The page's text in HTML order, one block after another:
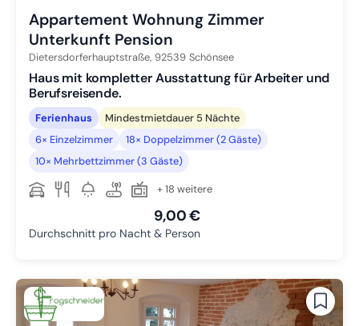
Appartement Wohnung Zimmer
Unterkunft Pension
Dietersdorferhauptstraße, 92539 Schönsee
Haus mit kompletter Ausstattung für Arbeiter und
Berufsreisende.
Ferienhaus
Mindestmietdauer 5 Nächte
6× Einzelzimmer
18× Doppelzimmer (2 Gäste)
10× Mehrbettzimmer (3 Gäste)
+ 18 weitere
9,00 €
Durchschnitt pro Nacht & Person